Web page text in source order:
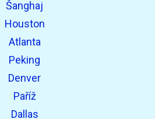
Šanghaj
Houston
Atlanta
Peking
Denver
Paříž
Dallas